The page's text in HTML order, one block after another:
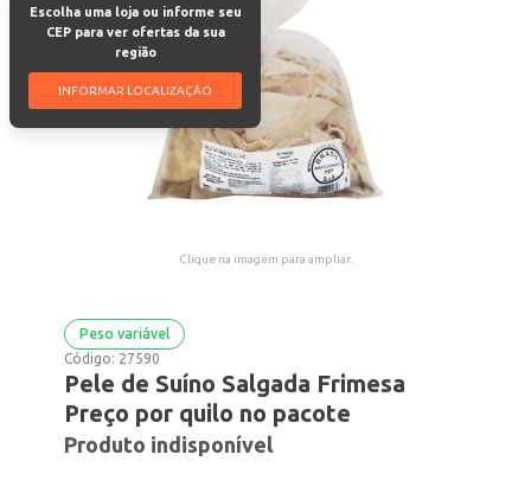
Escolha uma loja ou informe seu
CEP para ver ofertas da sua
região
INFORMAR LOCALIZAÇÃO
Clique na imagem para ampliar.
Peso variável
Código: 27590
Pele de Suíno Salgada Frimesa
Preço por quilo no pacote
Produto indisponível